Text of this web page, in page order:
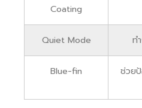
Coating
Quiet Mode ท
Blue-fin
ช่วย